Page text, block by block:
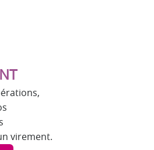
virement.